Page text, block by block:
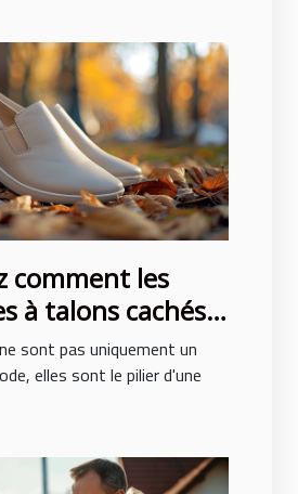
comment les
à talons cachés
votre
style
sont pas uniquement un
elles sont le pilier d'une